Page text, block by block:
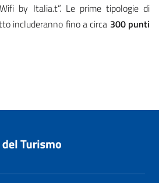
by Italia.t”. Le prime tipologie di
includeranno fino a circa 300 punti